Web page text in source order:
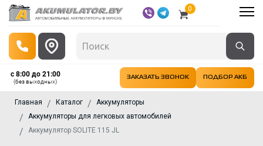
0
с 8:00 до 21:00
(без выходных)
ЗАКАЗАТЬ ЗВОНОК ПОДБОР АКБ
Главная Каталог
Аккумуляторы
Аккумуляторы для легковых автомобилей
Аккумулятор SOLITE 115 JL